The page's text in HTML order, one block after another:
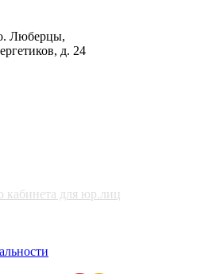
Люберцы,
д. 24
кабинета для юр.лиц